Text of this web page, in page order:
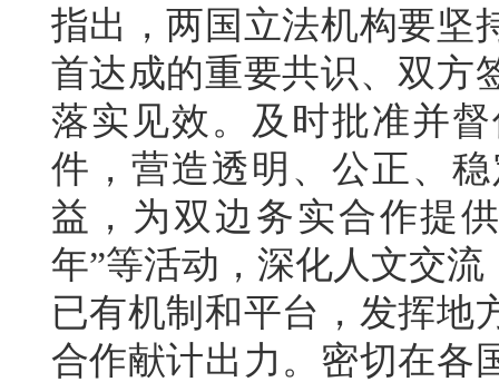
指出，两国立法机构要坚
首达成的重要共识、双方
落实见效。及时批准并
件，营造透明、公正、
益，为双边务实合作提
年”等活动，深化人文交
已有机制和平台，发挥地
合作献计出力。密切在各